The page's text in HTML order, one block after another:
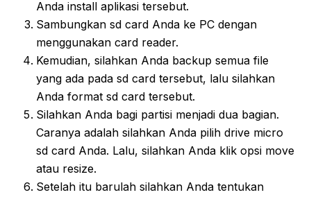
Anda install aplikasi tersebut.
Sambungkan sd card Anda ke PC dengan
menggunakan card reader.
Kemudian, silahkan Anda backup semua file
yang ada pada sd card tersebut, lalu silahkan
Anda format sd card tersebut.
Silahkan Anda bagi partisi menjadi dua bagian.
Caranya adalah silahkan Anda pilih drive micro
sd card Anda. Lalu, silahkan Anda klik opsi move
atau resize.
Setelah itu barulah silahkan Anda tentukan